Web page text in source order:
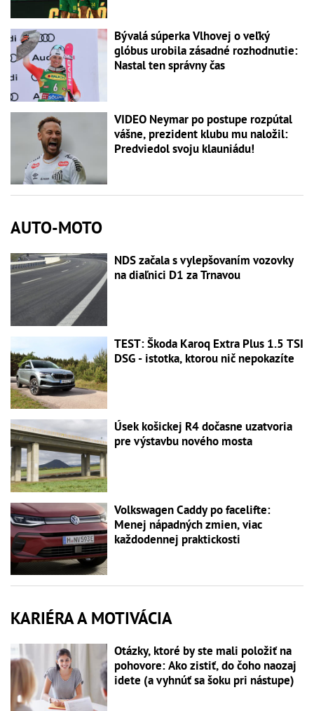
Bývalá súperka Vlhovej o veľký
glóbus urobila zásadné rozhodnutie:
Nastal ten správny čas
VIDEO Neymar po postupe rozpútal
vášne, prezident klubu mu naložil:
Predviedol svoju klauniádu!
AUTO-MOTO
NDS začala s vylepšovaním vozovky
na diaľnici D1 za Trnavou
TEST: Škoda Karoq Extra Plus 1.5 TSI
DSG - istotka, ktorou nič nepokazíte
Úsek košickej R4 dočasne uzatvoria
pre výstavbu nového mosta
Volkswagen Caddy po facelifte:
Menej nápadných zmien, viac
každodennej praktickosti
KARIÉRA A MOTIVÁCIA
Otázky, ktoré by ste mali položiť na
pohovore: Ako zistiť, do čoho naozaj
idete (a vyhnúť sa šoku pri nástupe)